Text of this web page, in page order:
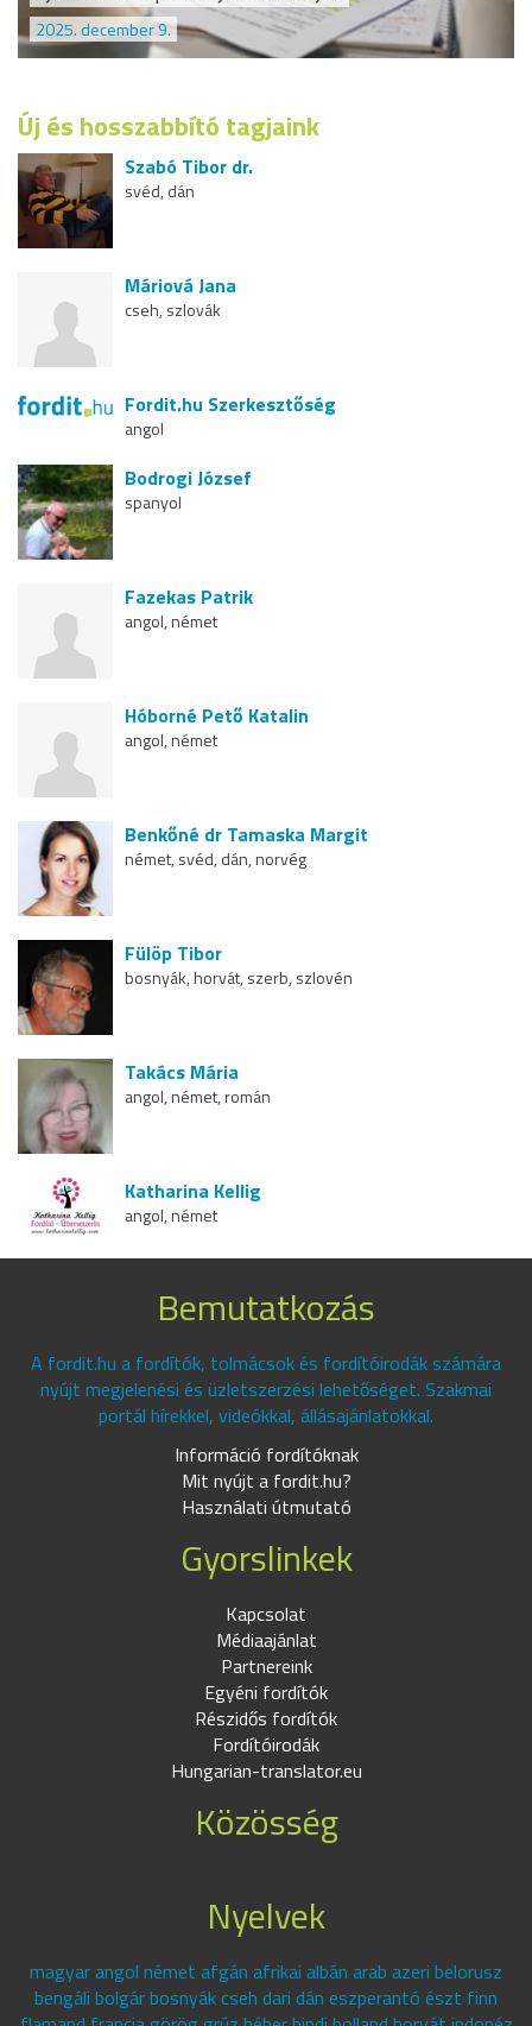
2025. december 9.
Új és hosszabbító tagjaink
Szabó Tibor dr.
svéd, dán
Máriová Jana
cseh, szlovák
Fordit.hu Szerkesztőség
angol
Bodrogi József
spanyol
Fazekas Patrik
angol, német
Hóborné Pető Katalin
angol, német
Benkőné dr Tamaska Margit
német, svéd, dán, norvég
Fülöp Tibor
bosnyák, horvát, szerb, szlovén
Takács Mária
angol, német, román
Katharina Kellig
angol, német
Bemutatkozás
A fordit.hu a fordítók, tolmácsok és fordítóirodák számára
nyújt megjelenési és üzletszerzési lehetőséget. Szakmai
portál hírekkel, videókkal, állásajánlatokkal.
Információ fordítóknak
Mit nyújt a fordit.hu?
Használati útmutató
Gyorslinkek
Kapcsolat
Médiaajánlat
Partnereink
Egyéni fordítók
Részidős fordítók
Fordítóirodák
Hungarian-translator.eu
Közösség
Nyelvek
magyar angol német afgán afrikai albán arab azeri belorusz
bengáli bolgár bosnyák cseh dari dán eszperantó észt finn